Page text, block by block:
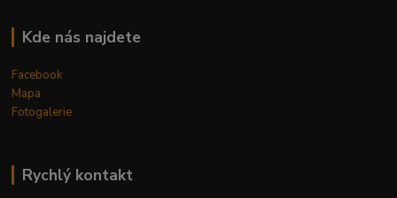
Kde nás najdete
Facebook
Mapa
Fotogalerie
Rychlý kontakt